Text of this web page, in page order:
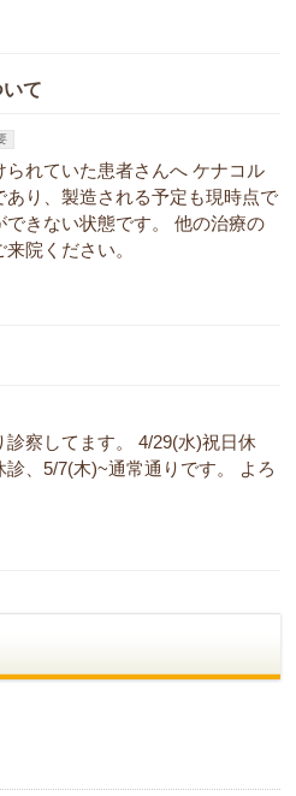
て
れていた患者さんへ ケナコル
あり、製造される予定も現時点で
きない状態です。 他の治療の
院ください。
察してます。 4/29(水)祝日休
、5/7(木)~通常通りです。 よろ